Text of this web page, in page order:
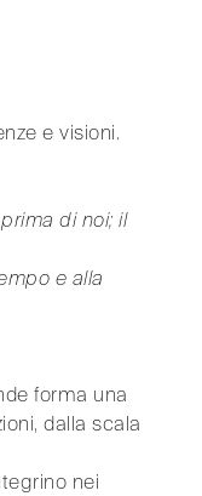
e visioni.
di noi; il
e alla
forma una
dalla scala
nei